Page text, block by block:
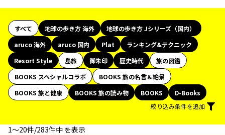
すべて 地球の歩き方 海外
地球の歩き方 Jシリーズ（国内）
aruco 海外
aruco 国内 Plat
ランキング&テクニック
Resort Style
島旅 御朱印 歴史時代
旅の図鑑
BOOKS スペシャルコラボ
BOOKS 旅の名言＆絶景
BOOKS 旅と健康
BOOKS 旅の読み物 BOOKS
D-Books
絞り込み条件を追加
1〜20件/283件中 を表示